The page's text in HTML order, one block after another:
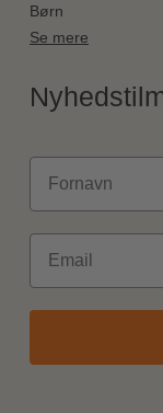
Børn
Se mere
Fornavn
Email